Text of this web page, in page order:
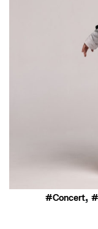
Concert,